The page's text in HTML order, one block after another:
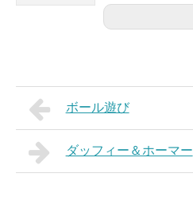
ボール遊び
ダッフィー＆ホーマー